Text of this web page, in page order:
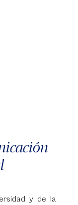
y de la